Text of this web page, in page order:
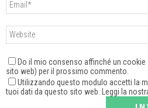
Do il mio consenso affinché un cookie
sito web) per il prossimo commento.
Utilizzando questo modulo accetti la
tuoi dati da questo sito web. Leggi la